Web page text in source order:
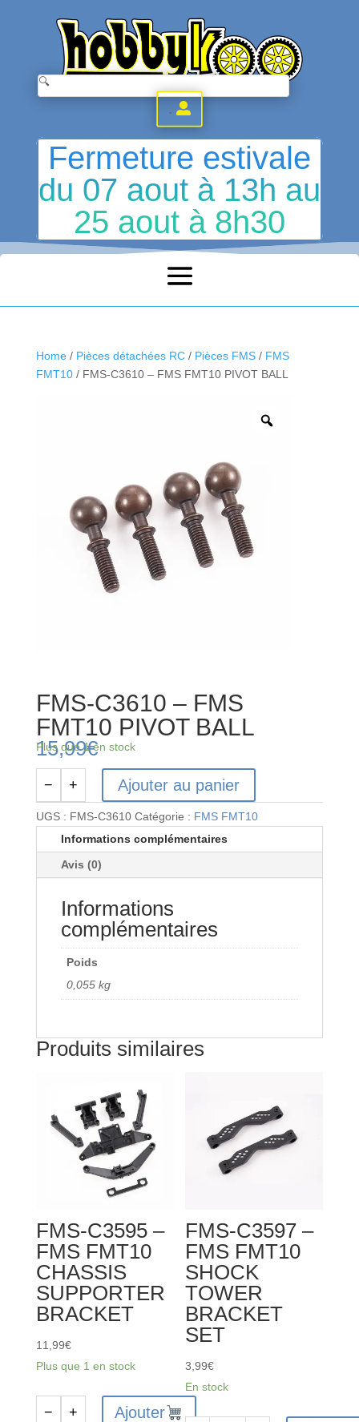
.
Fermeture estivale
du 07 aout à 13h au
25 aout à 8h30
Home/ Pièces détachées RC/ Pièces FMS/ FMS
FMT10/ FMS-C3610 – FMS FMT10 PIVOT BALL
FMS-C3610 – FMS
FMT10 PIVOT BALL
15,99€
Plus que 1 en stock
quantité
de
FMS-
FMT10
BALL
− + Ajouter au panier
UGS : FMS-C3610 Catégorie : FMS FMT10
Informations complémentaires
Avis (0)
Informations
complémentaires
Poids
0,055 kg
Produits similaires
FMS-C3595 –
FMS FMT10
CHASSIS
SUPPORTER
BRACKET
11,99€
Plus que 1 en stock
− + Ajouter
FMS-C3597 –
FMS FMT10
SHOCK
TOWER
BRACKET
SET
3,99€
En stock